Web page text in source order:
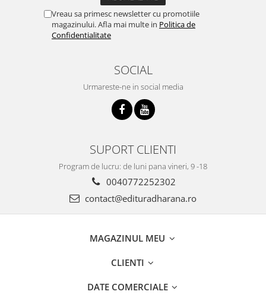
Vreau sa primesc newsletter cu promotiile
magazinului. Afla mai multe in Politica de
Confidentialitate
SOCIAL
Urmareste-ne in social media
SUPORT CLIENTI
Program de lucru: de luni pana vineri, 9 -18
0040772252302
contact@edituradharana.ro
MAGAZINUL MEU
CLIENTI
DATE COMERCIALE